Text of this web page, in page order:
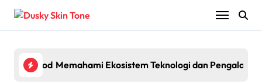
Skip
content
Pod System with Powerful Performance and Smart
Memahami Ekosistem Teknologi dan